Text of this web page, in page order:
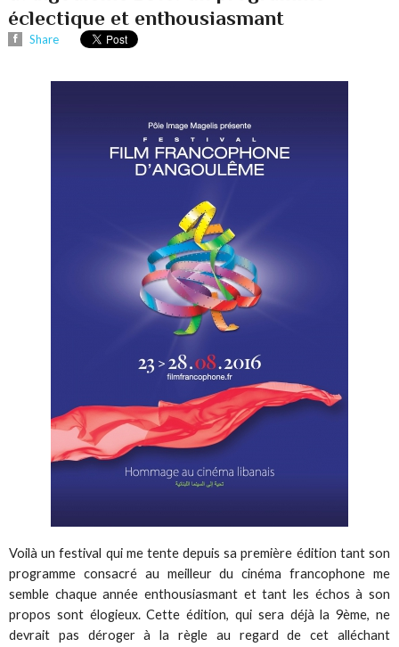
éclectique et enthousiasmant
Share
Voilà un festival qui me tente depuis sa première édition tant son
programme consacré au meilleur du cinéma francophone me
semble chaque année enthousiasmant et tant les échos à son
propos sont élogieux. Cette édition, qui sera déjà la 9ème, ne
devrait pas déroger à la règle au regard de cet alléchant